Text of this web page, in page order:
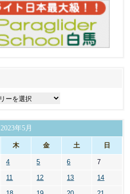
2023年5月
木 金 土 日
4 5 6 7
11 12 13 14